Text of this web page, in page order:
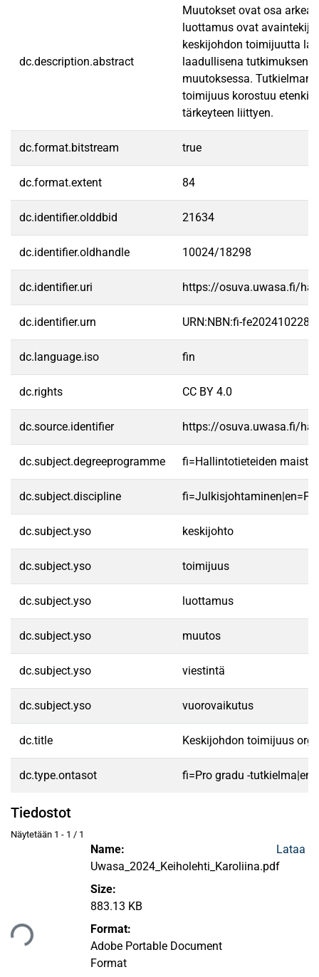
dc.description.abstract
Muutokset ovat osa
luottamus ovat
keskijohdon toimijuutta
laadullisena
muutoksessa. Tutkielman
toimijuus korostuu
tärkeyteen liittyen.
dc.format.bitstream true
dc.format.extent 84
dc.identifier.olddbid 21634
dc.identifier.oldhandle 10024/18298
dc.identifier.uri https://osuva.uwasa.fi/
dc.identifier.urn URN:NBN:fi-
dc.language.iso fin
dc.rights CC BY 4.0
dc.source.identifier https://osuva.uwasa.fi/
dc.subject.degreeprogramme fi=Hallintotieteiden
dc.subject.discipline
dc.subject.yso keskijohto
dc.subject.yso toimijuus
dc.subject.yso luottamus
dc.subject.yso muutos
dc.subject.yso viestintä
dc.subject.yso vuorovaikutus
dc.title Keskijohdon toimijuus
dc.type.ontasot fi=Pro gradu -
Tiedostot
Näytetään 1 - 1 / 1
Name:
Uwasa_2024_Keiholehti_Karoliina.pdf
Size:
883.13 KB
Format:
Adobe Portable Document
Format
Lataa